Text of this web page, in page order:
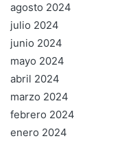
agosto 2024
julio 2024
junio 2024
mayo 2024
abril 2024
marzo 2024
febrero 2024
enero 2024